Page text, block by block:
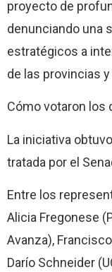
proyecto de
denunciando una
estratégicos a
de las provincias
Cómo votaron los
La iniciativa
tratada por el
Entre los
Alicia Fregonese
Avanza),
Darío Schneider